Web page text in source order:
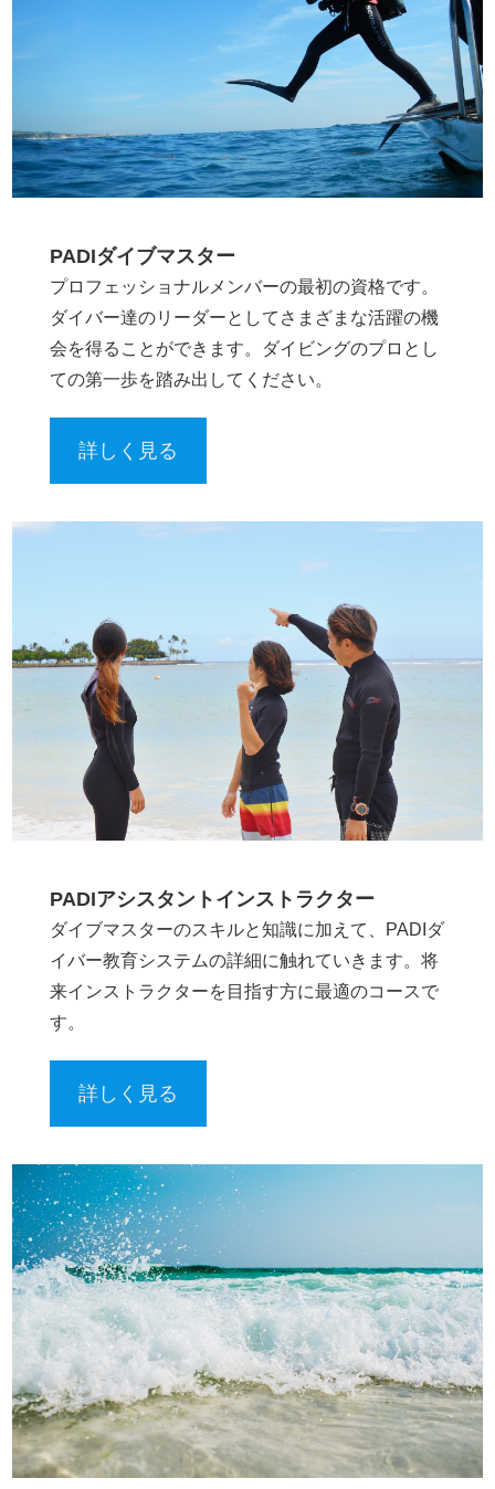
PADIダイブマスター
プロフェッショナルメンバーの最初の資格です。
ダイバー達のリーダーとしてさまざまな活躍の機
会を得ることができます。ダイビングのプロとし
ての第一歩を踏み出してください。
詳しく見る
PADIアシスタントインストラクター
ダイブマスターのスキルと知識に加えて、PADIダ
イバー教育システムの詳細に触れていきます。将
来インストラクターを目指す方に最適のコースで
す。
詳しく見る